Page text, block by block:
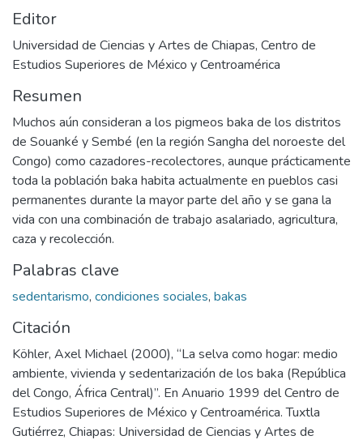
Editor
Universidad de Ciencias y Artes de Chiapas, Centro de
Estudios Superiores de México y Centroamérica
Resumen
Muchos aún consideran a los pigmeos baka de los distritos
de Souanké y Sembé (en la región Sangha del noroeste del
Congo) como cazadores-recolectores, aunque prácticamente
toda la población baka habita actualmente en pueblos casi
permanentes durante la mayor parte del año y se gana la
vida con una combinación de trabajo asalariado, agricultura,
caza y recolección.
Palabras clave
sedentarismo, condiciones sociales, bakas
Citación
Köhler, Axel Michael (2000), “La selva como hogar: medio
ambiente, vivienda y sedentarización de los baka (República
del Congo, África Central)”. En Anuario 1999 del Centro de
Estudios Superiores de México y Centroamérica. Tuxtla
Gutiérrez, Chiapas: Universidad de Ciencias y Artes de